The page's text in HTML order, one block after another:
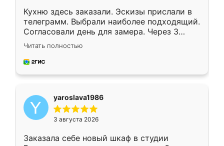
Кухню здесь заказали. Эскизы прислали в
телеграмм. Выбрали наиболее подходящий.
Согласовали день для замера. Через 3
недели кухня была уже готова. Остались
довольны работой. Спасибо Ренессанс
мебель за качественную работу!
Читать полностью
yaroslava1986
3 августа 2026
Заказала себе новый шкаф в студии